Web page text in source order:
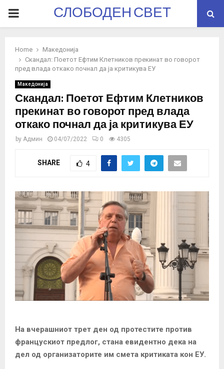
PRIMARYСЛОБОДЕН СВЕТ
Home
Македонија
Скандал: Поетот Ефтим Клетников прекинат во говорот
пред влада откако почнал да ја критикува ЕУ
Македонија
Скандал: Поетот Ефтим Клетников
прекинат во говорот пред влада
откако почнал да ја критикува ЕУ
by Админ 04/07/2022 0 4305
SHARE 4
На вчерашниот трет ден од протестите против
францускиот предлог, стана евидентно дека на
дел од организаторите им смета критиката кон ЕУ.